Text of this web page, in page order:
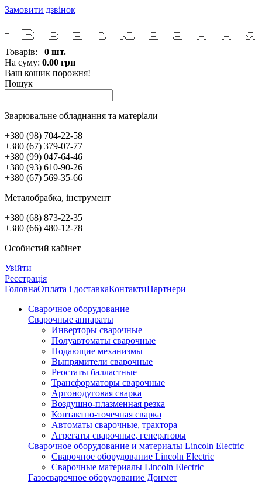
Замовити дзвінок
Товарів: 0 шт.
На суму: 0.00 грн
Ваш кошик порожня!
Пошук
Зварювальне обладнання та матеріали
+380 (98) 704-22-58
+380 (67) 379-07-77
+380 (99) 047-64-46
+380 (93) 610-90-26
+380 (67) 569-35-66
Металобрабка, інcтрумент
+380 (68) 873-22-35
+380 (66) 480-12-78
Особистий кабінет
Увійти
Реєстрація
ГоловнаОплата і доставкаКонтактиПартнери
Сварочное оборудование
Сварочные аппараты
Инверторы сварочные
Полуавтоматы сварочные
Подающие механизмы
Выпрямители сварочные
Реостаты балластные
Трансформаторы сварочные
Аргонодуговая сварка
Воздушно-плазменная резка
Контактно-точечная сварка
Автоматы сварочные, трактора
Агрегаты сварочные, генераторы
Сварочное оборудование и материалы Lincoln Electric
Сварочное оборудование Lincoln Electric
Сварочные материалы Lincoln Electric
Газосварочное оборудование Донмет